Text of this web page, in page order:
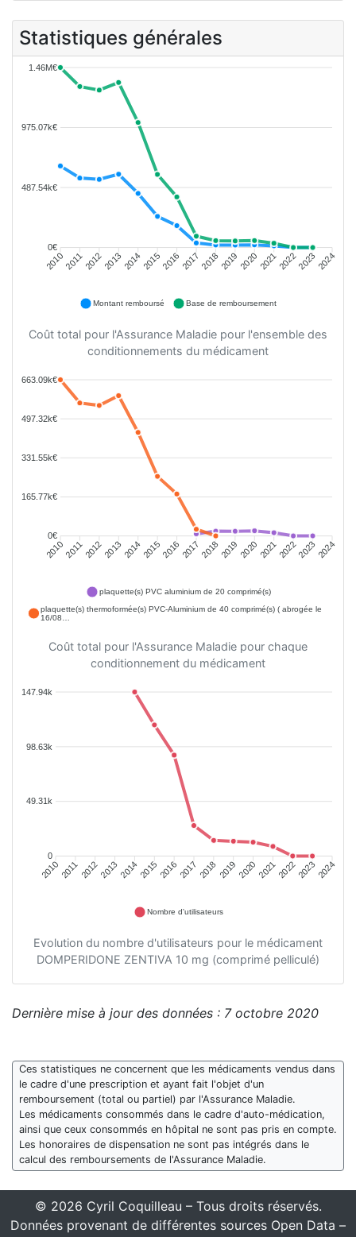
Statistiques générales
1.46M€
975.07k€
487.54k€
0€
201020112012201320142015201620172018201920202021202220232024
Montant remboursé Base de remboursement
Coût total pour l'Assurance Maladie pour l'ensemble des
conditionnements du médicament
663.09k€
497.32k€
331.55k€
165.77k€
0€
201020112012201320142015201620172018201920202021202220232024
plaquette(s) PVC aluminium de 20 comprimé(s)
plaquette(s) thermoformée(s) PVC-Aluminium de 40 comprimé(s) ( abrogée le
16/08…
Coût total pour l'Assurance Maladie pour chaque
conditionnement du médicament
147.94k
98.63k
49.31k
0
20102011201220132014201520162017 2018 201920202021202220232024
Nombre d'utilisateurs
Evolution du nombre d'utilisateurs pour le médicament
DOMPERIDONE ZENTIVA 10 mg (comprimé pelliculé)
Dernière mise à jour des données : 7 octobre 2020
Ces statistiques ne concernent que les médicaments vendus dans
le cadre d'une prescription et ayant fait l'objet d'un
remboursement (total ou partiel) par l'Assurance Maladie.
Les médicaments consommés dans le cadre d'auto-médication,
ainsi que ceux consommés en hôpital ne sont pas pris en compte.
Les honoraires de dispensation ne sont pas intégrés dans le
calcul des remboursements de l'Assurance Maladie.
© 2026 Cyril Coquilleau – Tous droits réservés.
Données provenant de différentes sources Open Data –